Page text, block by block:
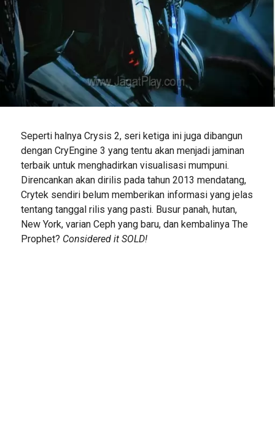
Seperti halnya Crysis 2, seri ketiga ini juga dibangun
dengan CryEngine 3 yang tentu akan menjadi jaminan
terbaik untuk menghadirkan visualisasi mumpuni.
Direncankan akan dirilis pada tahun 2013 mendatang,
Crytek sendiri belum memberikan informasi yang jelas
tentang tanggal rilis yang pasti. Busur panah, hutan,
New York, varian Ceph yang baru, dan kembalinya The
Prophet? Considered it SOLD!